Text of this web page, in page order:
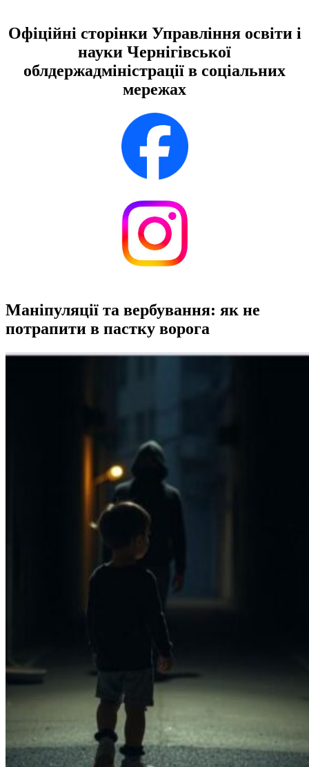
Офіційні сторінки Управління освіти і
науки Чернігівської
облдержадміністрації в соціальних
мережах
Маніпуляції та вербування: як не
потрапити в пастку ворога